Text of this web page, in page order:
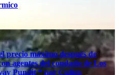
precio máximo después de
agentes del condado de Los
Pundit * por Cullen